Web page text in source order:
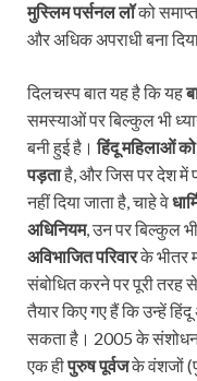
मुस्लिम पर्सनल लॉको
और अधिक अपराधी बना
दिलचस्प बात यह है कि यह
समस्याओं पर बिल्कुल भी
बनी हुई है।हिंदू महिलाओं
पड़ताहै, और जिस पर देश में
नहीं दिया जाता है, चाहे वे
अधिनियम, उन पर बिल्कुल
अविभाजित परिवारके भीतर
संबोधित करने पर पूरी तरह
तैयार किए गए हैं कि उन्हें हिंदू
सकता है। 2005 के संशोधन
एक हीपुरुष पूर्वजके वंशजों